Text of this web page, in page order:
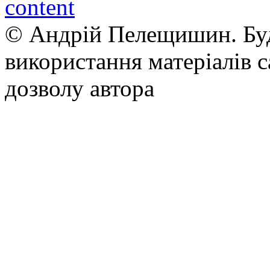
© Андрій Пелещишин.
використання матеріалів
дозволу автора